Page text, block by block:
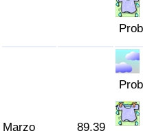
Marzo 89,39